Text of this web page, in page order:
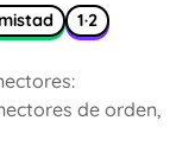
1·2
de orden,